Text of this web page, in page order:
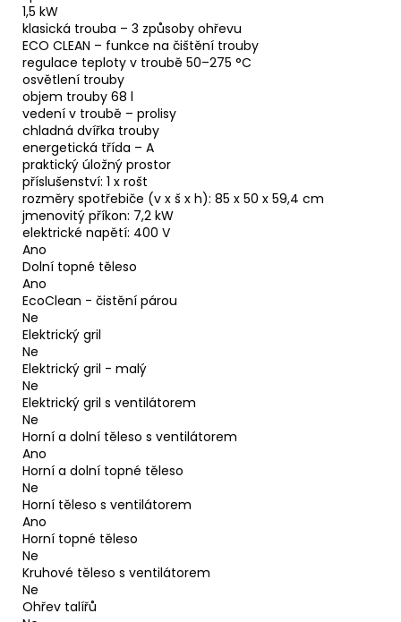
1,5 kW
klasická trouba – 3 způsoby ohřevu
ECO CLEAN – funkce na čištění trouby
regulace teploty v troubě 50–275 °C
osvětlení trouby
objem trouby 68 l
vedení v troubě – prolisy
chladná dvířka trouby
energetická třída – A
praktický úložný prostor
příslušenství: 1 x rošt
rozměry spotřebiče (v x š x h): 85 x 50 x 59,4 cm
jmenovitý příkon: 7,2 kW
elektrické napětí: 400 V
Ano
Dolní topné těleso
Ano
EcoClean - čistění párou
Ne
Elektrický gril
Ne
Elektrický gril - malý
Ne
Elektrický gril s ventilátorem
Ne
Horní a dolní těleso s ventilátorem
Ano
Horní a dolní topné těleso
Ne
Horní těleso s ventilátorem
Ano
Horní topné těleso
Ne
Kruhové těleso s ventilátorem
Ne
Ohřev talířů